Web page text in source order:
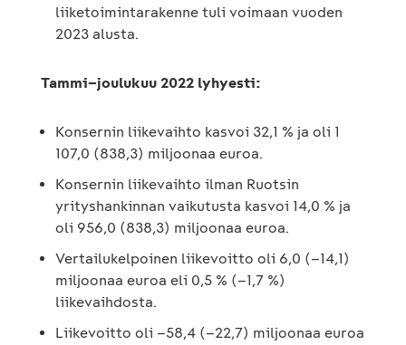
liiketoimintarakenne tuli voimaan vuoden
2023 alusta.
Tammi–joulukuu 2022 lyhyesti:
Konsernin liikevaihto kasvoi 32,1 % ja oli 1
107,0 (838,3) miljoonaa euroa.
Konsernin liikevaihto ilman Ruotsin
yrityshankinnan vaikutusta kasvoi 14,0 % ja
oli 956,0 (838,3) miljoonaa euroa.
Vertailukelpoinen liikevoitto oli 6,0 (–14,1)
miljoonaa euroa eli 0,5 % (–1,7 %)
liikevaihdosta.
Liikevoitto oli –58,4 (–22,7) miljoonaa euroa